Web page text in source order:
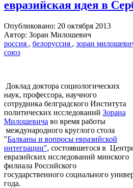
евразийская идея в
Опубликовано: 20 октября 2013
Автор: Зоран Милошевич
россия , белоруссия , зоран
союз
Доклад доктора социологических
наук, профессора, научного
сотрудника белградского Института
политических исследований Зорана
Милошевича во время работы
международного круглого стола
"Балканы и вопросы евразийской
интеграции", состоявшегося в
евразийских исследований минского
филиала Российского
государственного социального
года.